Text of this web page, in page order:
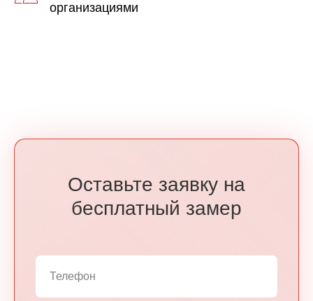
организациями
Оставьте заявку на
бесплатный замер